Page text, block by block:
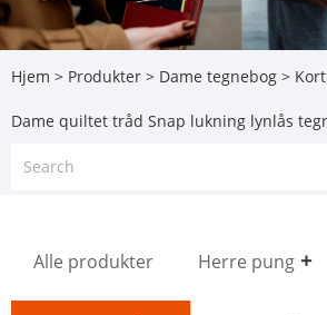
Hjem > Produkter > Dame tegnebog >
Dame quiltet tråd Snap lukning lynlås
Alle produkter Herre pung